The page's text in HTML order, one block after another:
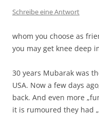
Schreibe eine Antwort
whom you choose as
you may get knee deep
30 years Mubarak was
USA. Now a few days
back. And even more
it is rumoured they had